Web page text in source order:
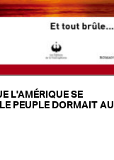
L'AMÉRIQUE SE
PEUPLE DORMAIT AU